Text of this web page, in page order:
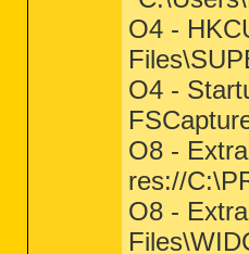
O4 -
O4 -
O8 -
res://
O8 -